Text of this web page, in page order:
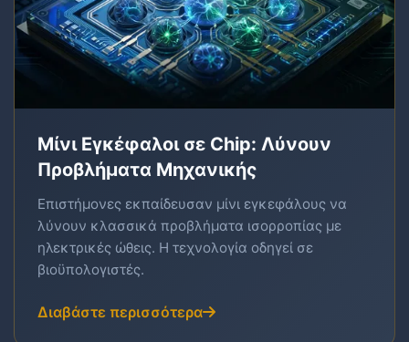
Μίνι Εγκέφαλοι σε Chip: Λύνουν
Προβλήματα Μηχανικής
Επιστήμονες εκπαίδευσαν μίνι εγκεφάλους να
λύνουν κλασσικά προβλήματα ισορροπίας με
ηλεκτρικές ώθεις. Η τεχνολογία οδηγεί σε
βιοϋπολογιστές.
Διαβάστε περισσότερα